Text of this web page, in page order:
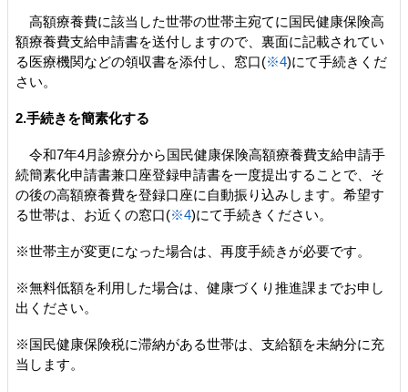
高額療養費に該当した世帯の世帯主宛てに国民健康保険高
額療養費支給申請書を送付しますので、裏面に記載されてい
る医療機関などの領収書を添付し、窓口(※4)にて手続きくだ
さい。
2.手続きを簡素化する
令和7年4月診療分から国民健康保険高額療養費支給申請手
続簡素化申請書兼口座登録申請書を一度提出することで、そ
の後の高額療養費を登録口座に自動振り込みします。希望す
る世帯は、お近くの窓口(※4)にて手続きください。
※世帯主が変更になった場合は、再度手続きが必要です。
※無料低額を利用した場合は、健康づくり推進課までお申し
出ください。
※国民健康保険税に滞納がある世帯は、支給額を未納分に充
当します。